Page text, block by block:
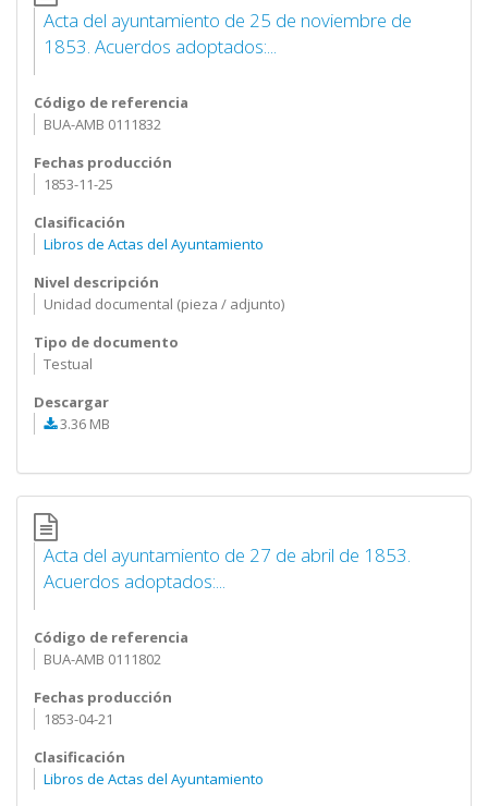
Acta del ayuntamiento de 25 de noviembre de
1853. Acuerdos adoptados:...
Código de referencia
BUA-AMB 0111832
Fechas producción
1853-11-25
Clasificación
Libros de Actas del Ayuntamiento
Nivel descripción
Unidad documental (pieza / adjunto)
Tipo de documento
Testual
Descargar
3.36 MB
Acta del ayuntamiento de 27 de abril de 1853.
Acuerdos adoptados:...
Código de referencia
BUA-AMB 0111802
Fechas producción
1853-04-21
Clasificación
Libros de Actas del Ayuntamiento